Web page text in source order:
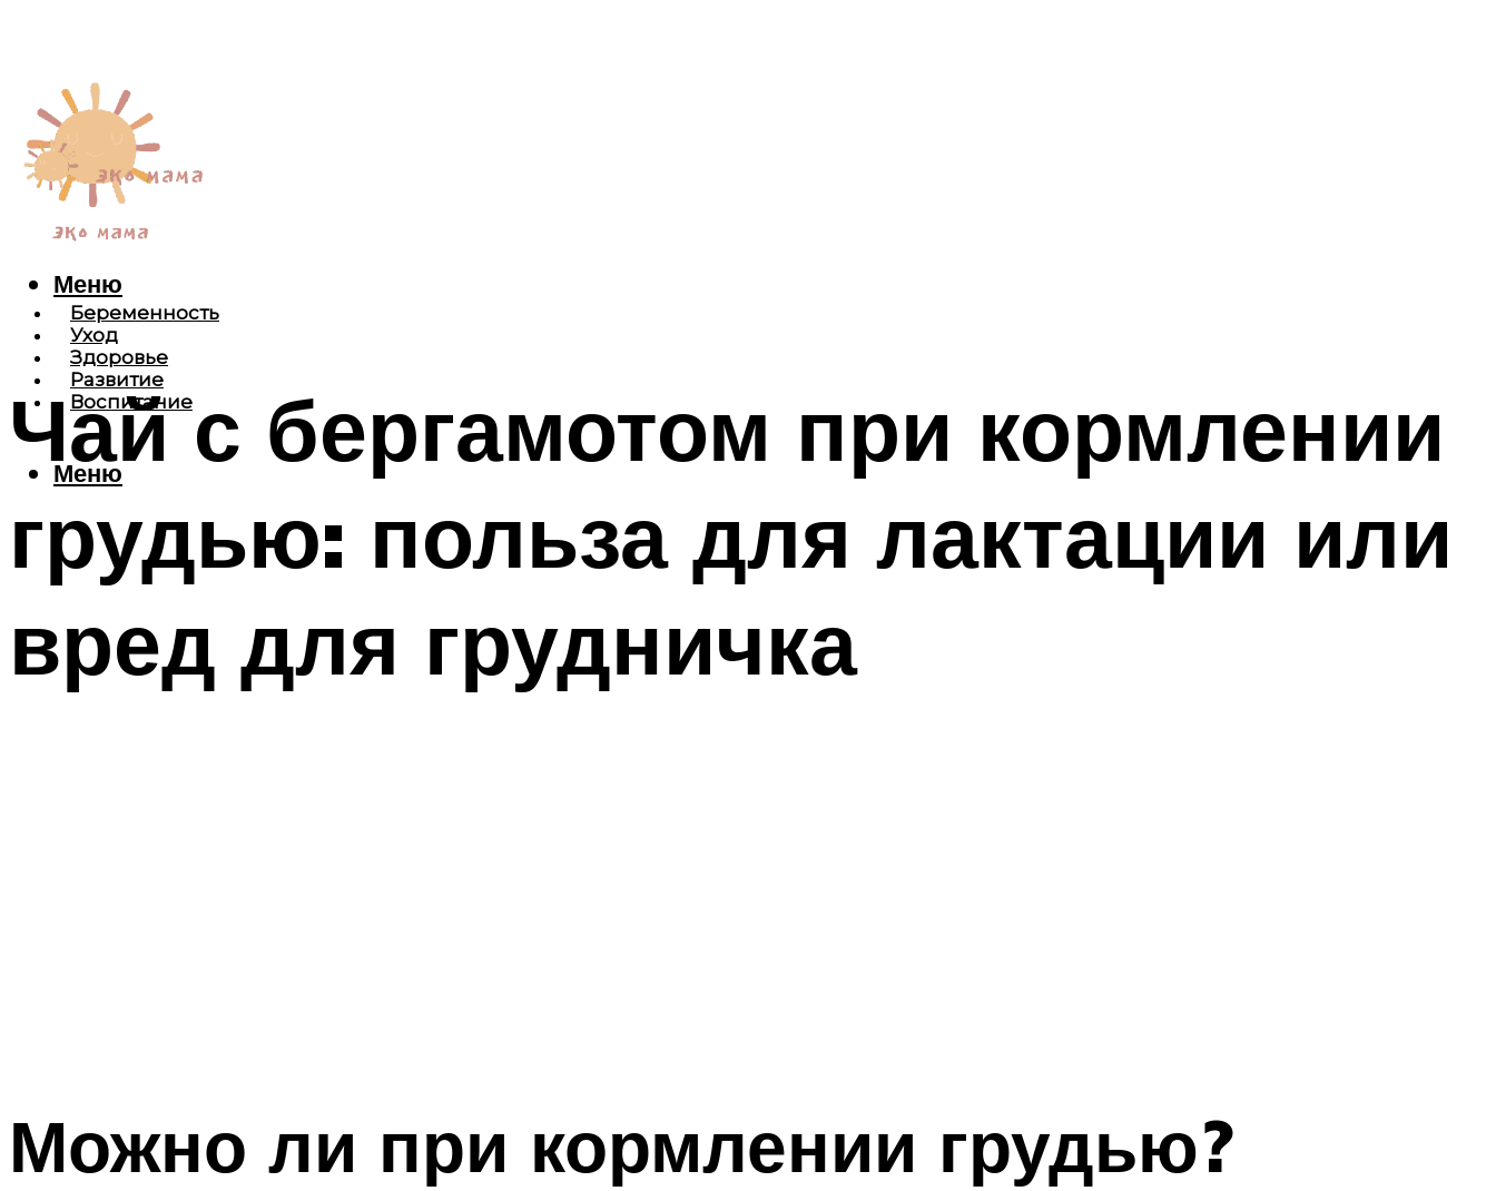
Беременность
Уход
Здоровье
Развитие
Воспитание
Меню
Меню
Чай с бергамотом при кормлении
грудью: польза для лактации или
вред для грудничка
Можно ли при кормлении грудью?